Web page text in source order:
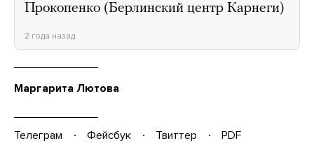
Прокопенко (Берлинский центр Карнеги)
2 года назад
Маргарита Лютова
Телеграм Фейсбук Твиттер
PDF